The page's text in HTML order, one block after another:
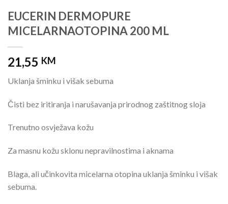
EUCERIN DERMOPURE
MICELARNAOTOPINA 200 ML
21,55 KM
Uklanja šminku i višak sebuma
Čisti bez iritiranja i narušavanja prirodnog zaštitnog sloja
Trenutno osvježava kožu
Za masnu kožu sklonu nepravilnostima i aknama
Blaga, ali učinkovita micelarna otopina uklanja šminku i višak
sebuma.